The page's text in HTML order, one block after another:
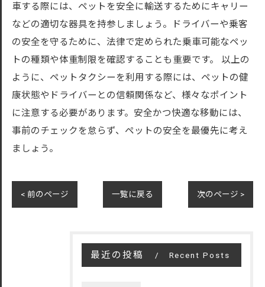
車する際には、ペットを安全に輸送するためにキャリー
などの適切な器具を持参しましょう。ドライバーや乗客
の安全を守るために、法律で定められた乗車可能なペッ
トの種類や体重制限を確認することも重要です。 以上の
ように、ペットタクシーを利用する際には、ペットの健
康状態やドライバーとの信頼関係など、様々なポイント
に注意する必要があります。安全かつ快適な移動には、
事前のチェックを怠らず、ペットの安全を最優先に考え
ましょう。
< 前のページ 一覧に戻る 次のページ >
最近の投稿 Recent Posts